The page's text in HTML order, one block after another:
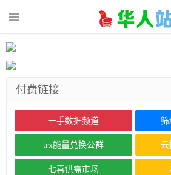
付费链接
一手数据频道 筛
trx能量兑换公群 云
七喜供需市场